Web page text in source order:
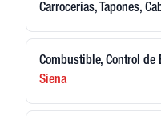
Carrocerias, Tapones,
Combustible, Control de
Siena